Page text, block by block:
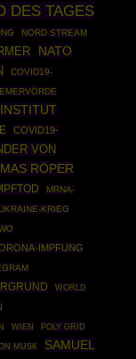
DES TAGES
NORD STREAM
NATO
COVID19-
COVID19-
VON
RÖPER
MRNA-
UKRAINE-KRIEG
IMPFUNG
WORLD
WIEN
POLY GRID
MUSK
SAMUEL